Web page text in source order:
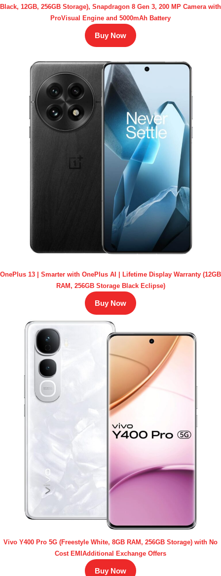
Black, 12GB, 256GB Storage), Snapdragon 8 Gen 3, 200 MP Camera with
ProVisual Engine and 5000mAh Battery
Buy Now
OnePlus 13 | Smarter with OnePlus AI | Lifetime Display Warranty (12GB
RAM, 256GB Storage Black Eclipse)
Buy Now
Vivo Y400 Pro 5G (Freestyle White, 8GB RAM, 256GB Storage) with No
Cost EMIAdditional Exchange Offers
Buy Now